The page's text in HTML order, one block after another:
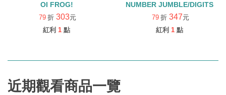
OI FROG!
79 折 303元
紅利 1 點
NUMBER JUMBLE/DIGITS
79 折 347元
紅利 1 點
近期觀看商品一覽